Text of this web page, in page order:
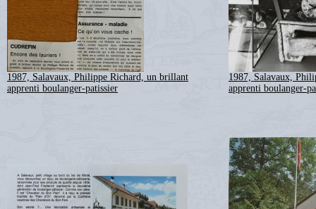
1987, Salavaux, Philippe Richard, un brillant
apprenti boulanger-patissier
1987, Salavaux,
apprenti boulanger-